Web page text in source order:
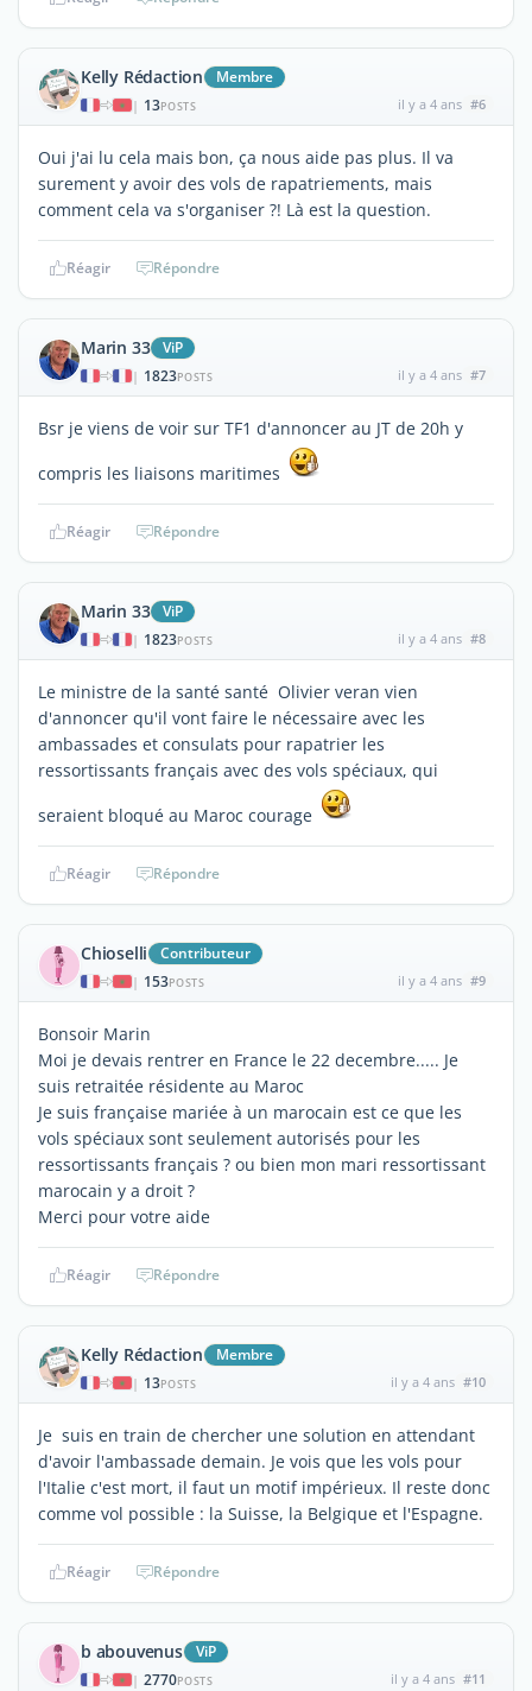
Kelly Rédaction Membre
| 13POSTS il y a 4 ans #6
Oui j'ai lu cela mais bon, ça nous aide pas plus. Il va
surement y avoir des vols de rapatriements, mais
comment cela va s'organiser ?! Là est la question.
Réagir Répondre
Marin 33 ViP
| 1823POSTS il y a 4 ans #7
Bsr je viens de voir sur TF1 d'annoncer au JT de 20h y
compris les liaisons maritimes
Réagir Répondre
Marin 33 ViP
| 1823POSTS il y a 4 ans #8
Le ministre de la santé santé Olivier veran vien
d'annoncer qu'il vont faire le nécessaire avec les
ambassades et consulats pour rapatrier les
ressortissants français avec des vols spéciaux, qui
seraient bloqué au Maroc courage
Réagir Répondre
Chioselli Contributeur
| 153POSTS il y a 4 ans #9
Bonsoir Marin
Moi je devais rentrer en France le 22 decembre..... Je
suis retraitée résidente au Maroc
Je suis française mariée à un marocain est ce que les
vols spéciaux sont seulement autorisés pour les
ressortissants français ? ou bien mon mari ressortissant
marocain y a droit ?
Merci pour votre aide
Réagir Répondre
Kelly Rédaction Membre
| 13POSTS il y a 4 ans #10
Je suis en train de chercher une solution en attendant
d'avoir l'ambassade demain. Je vois que les vols pour
l'Italie c'est mort, il faut un motif impérieux. Il reste donc
comme vol possible : la Suisse, la Belgique et l'Espagne.
Réagir Répondre
b abouvenus ViP
| 2770POSTS il y a 4 ans #11